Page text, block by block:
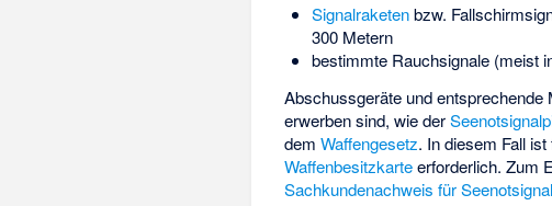
Signalraketenbzw.
300 Metern
bestimmte Rauchsignale (meist
Abschussgeräte und entsprechende
erwerben sind, wie der
demWaffengesetz. In diesem Fall
Waffenbesitzkarteerforderlich. Zum
Sachkundenachweis für